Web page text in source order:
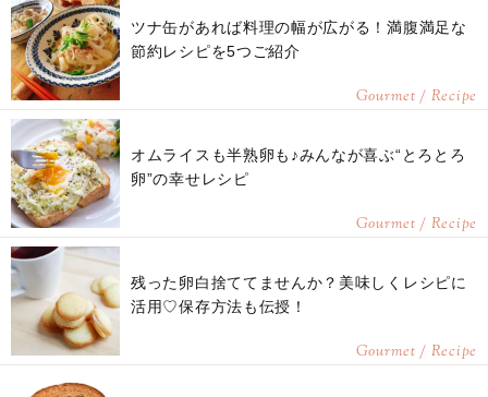
ツナ缶があれば料理の幅が広がる！満腹満足な
節約レシピを5つご紹介
Gourmet / Recipe
オムライスも半熟卵も♪みんなが喜ぶ“とろとろ
卵”の幸せレシピ
Gourmet / Recipe
残った卵白捨ててませんか？美味しくレシピに
活用♡保存方法も伝授！
Gourmet / Recipe